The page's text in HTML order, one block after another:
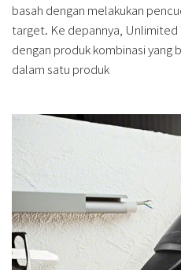
basah dengan melakukan
target. Ke depannya, Unlimited
dengan produk kombinasi yang
dalam satu produk